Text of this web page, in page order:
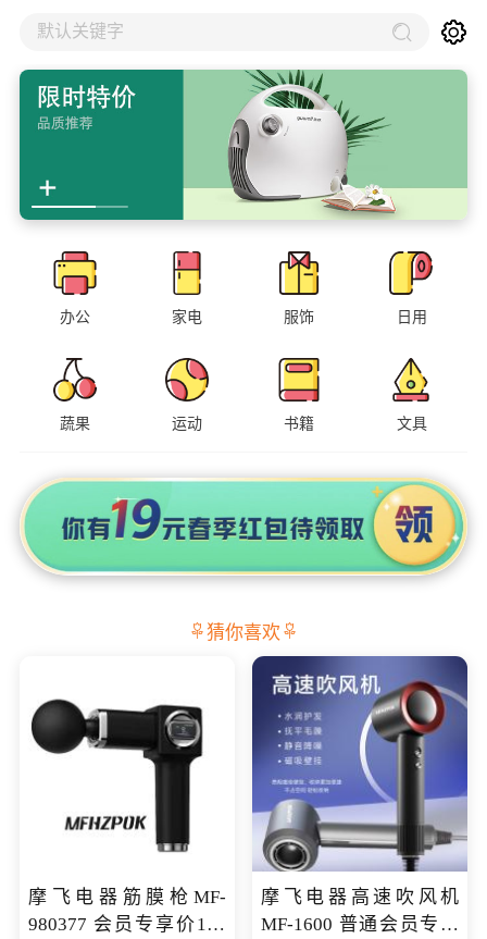
默认关键字
办公 家电 服饰 日用
蔬果 运动 书籍 文具
猜你喜欢
摩飞电器筋膜枪MF-
980377 会员专享价199
摩飞电器高速吹风机
MF-1600 普通会员专享